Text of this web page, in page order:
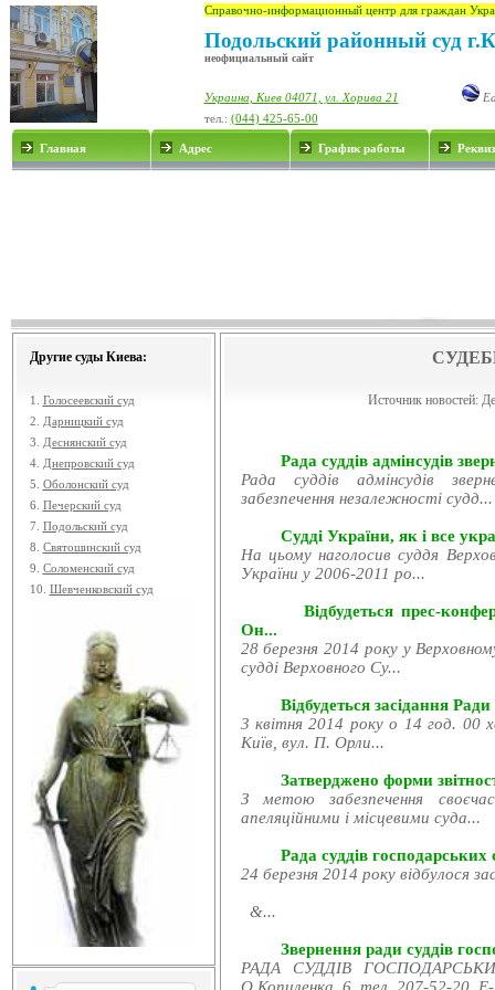
Справочно-информационный центр для граждан
Подольский районный суд
неофициальный сайт
Украина, Киев 04071, ул. Хорива 21
тел.: (044) 425-65-00
Главная Адрес График работы
Другие суды Киева:
1. Голосеевский суд
2.
Дарницкий суд
3.
Деснянский суд
4. Днепровский суд
5. Оболонский суд
6. Печерский суд
7. Подольский суд
8. Святошинский суд
9. Соломенский суд
10. Шевченковский суд
Источник новостей:
Рада суддів адмінсудів
Рада суддів адмінсудів
забезпечення незалежності судд...
Судді України, як і все
На цьому наголосив суддя
України у 2006-2011 ро...
Відбудеться прес-
Он...
28 березня 2014 року у
судді Верховного Су...
Відбудеться засідання
3 квітня 2014 року о 14 год. 00
Київ, вул. П. Орли...
Затверджено форми
З метою забезпечення
апеляційними і місцевими суда...
Рада суддів господарських
24 березня 2014 року відбулося
&...
Звернення ради суддів
РАДА СУДДІВ